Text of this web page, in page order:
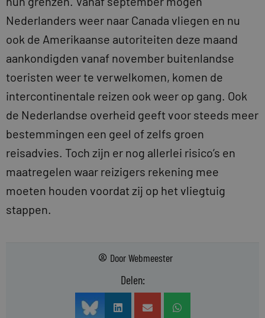
Nederlanders weer naar Canada vliegen en nu
ook de Amerikaanse autoriteiten deze maand
aankondigden vanaf november buitenlandse
toeristen weer te verwelkomen, komen de
intercontinentale reizen ook weer op gang. Ook
de Nederlandse overheid geeft voor steeds meer
bestemmingen een geel of zelfs groen
reisadvies. Toch zijn er nog allerlei risico’s en
maatregelen waar reizigers rekening mee
moeten houden voordat zij op het vliegtuig
stappen.
DoorWebmeester
Delen: